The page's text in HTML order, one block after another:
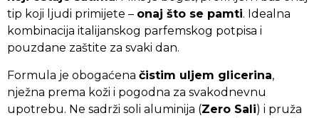
tip koji ljudi primijete – onaj što se pamti. Idealna
kombinacija italijanskog parfemskog potpisa i
pouzdane zaštite za svaki dan.
Formula je obogaćena čistim uljem glicerina,
nježna prema koži i pogodna za svakodnevnu
upotrebu. Ne sadrži soli aluminija (Zero Sali) i pruža